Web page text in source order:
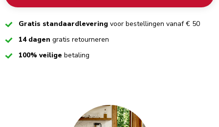
CheckedGratis standaardlevering voor bestellingen vanaf € 50
Checked14 dagen gratis retourneren
Checked100% veilige betaling